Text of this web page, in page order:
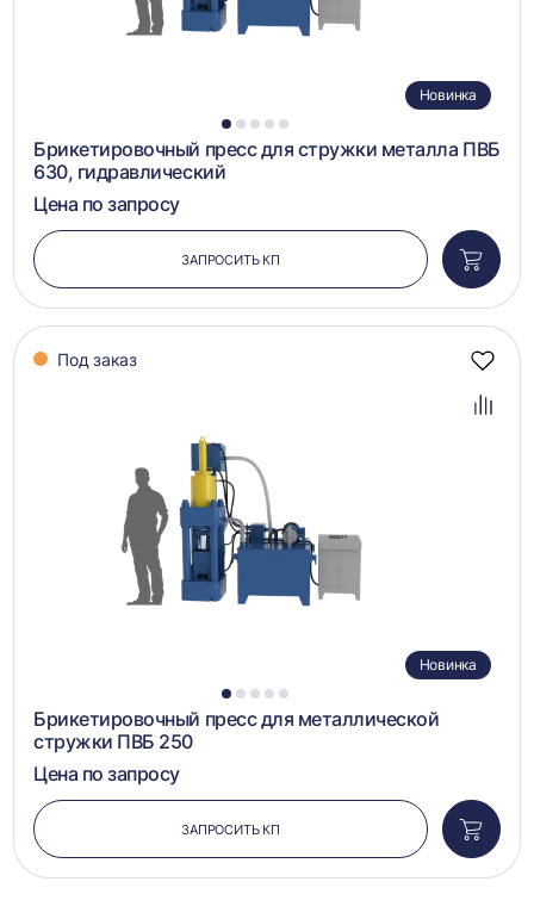
1 2 3 4 5
Новинка
Брикетировочный пресс для стружки металла ПВБ
630, гидравлический
Цена по запросу
ЗАПРОСИТЬ КП
в
Под заказ
1 2 3 4 5
Новинка
Брикетировочный пресс для металлической
стружки ПВБ 250
Цена по запросу
ЗАПРОСИТЬ КП
в